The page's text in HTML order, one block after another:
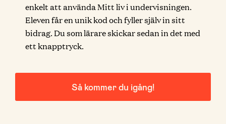
enkelt att använda Mitt liv i undervisningen.
Eleven får en unik kod och fyller själv in sitt
bidrag. Du som lärare skickar sedan in det med
ett knapptryck.
Så kommer du igång!